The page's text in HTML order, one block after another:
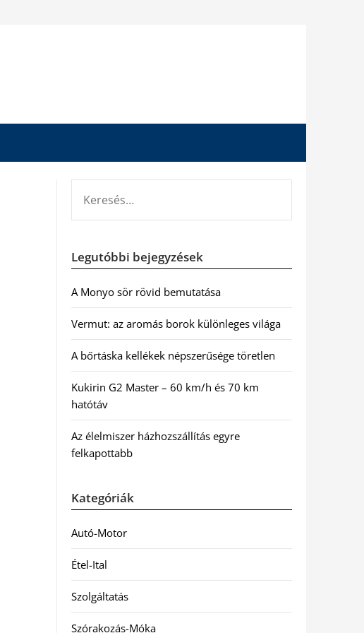
Legutóbbi bejegyzések
A Monyo sör rövid bemutatása
Vermut: az aromás borok különleges világa
A bőrtáska kellékek népszerűsége töretlen
Kukirin G2 Master – 60 km/h és 70 km
hatótáv
Az élelmiszer házhozszállítás egyre
felkapottabb
Kategóriák
Autó-Motor
Étel-Ital
Szolgáltatás
Szórakozás-Móka